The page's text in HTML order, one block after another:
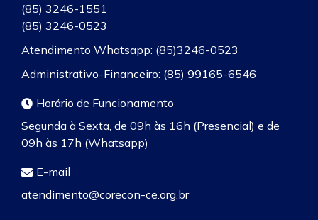
(85) 3246-1551
(85) 3246-0523
Atendimento Whatsapp: (85)3246-0523
Administrativo-Financeiro: (85) 99165-6546
Horário de Funcionamento
Segunda à Sexta, de 09h às 16h (Presencial) e de
09h às 17h (Whatsapp)
E-mail
atendimento@corecon-ce.org.br